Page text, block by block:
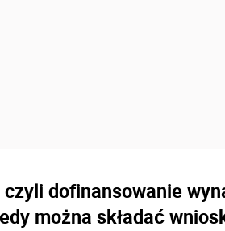
dofinansowanie
można składać